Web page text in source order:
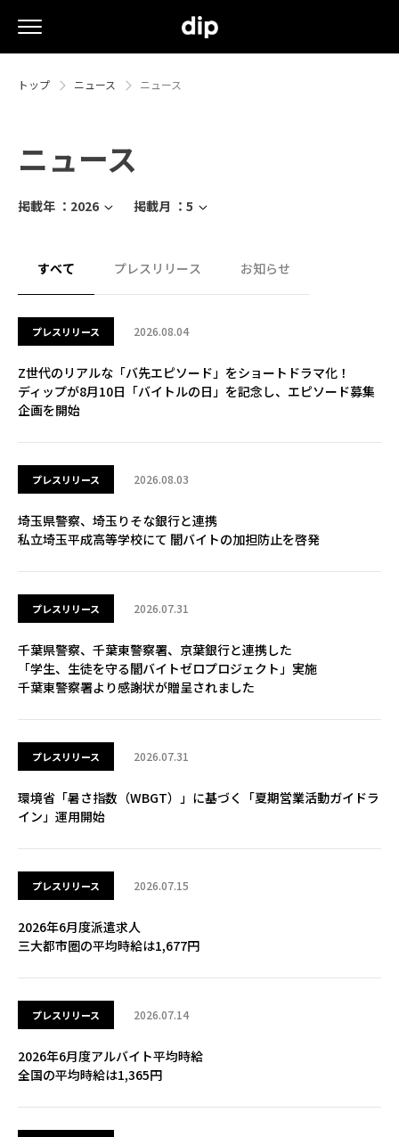
トップ ニュース ニュース
ニュース
掲載年 ： 2026 掲載月 ： 5
すべて プレスリリース お知らせ
プレスリリース 2026.08.04
Z世代のリアルな「バ先エピソード」をショートドラマ化！
ディップが8月10日「バイトルの日」を記念し、エピソード募集
企画を開始
プレスリリース 2026.08.03
埼玉県警察、埼玉りそな銀行と連携
私立埼玉平成高等学校にて 闇バイトの加担防止を啓発
プレスリリース 2026.07.31
千葉県警察、千葉東警察署、京葉銀行と連携した
「学生、生徒を守る闇バイトゼロプロジェクト」実施
千葉東警察署より感謝状が贈呈されました
プレスリリース 2026.07.31
環境省「暑さ指数（WBGT）」に基づく「夏期営業活動ガイドラ
イン」運用開始
プレスリリース 2026.07.15
2026年6月度派遣求人
三大都市圏の平均時給は1,677円
プレスリリース 2026.07.14
2026年6月度アルバイト平均時給
全国の平均時給は1,365円